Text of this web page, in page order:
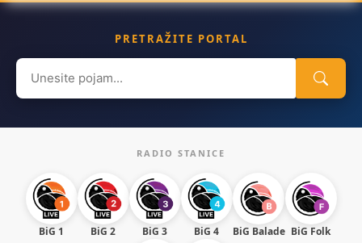
PRETRAŽITE PORTAL
Search
for:
RADIO STANICE
BiG 1 BiG 2 BiG 3 BiG 4 BiG Balade BiG Folk